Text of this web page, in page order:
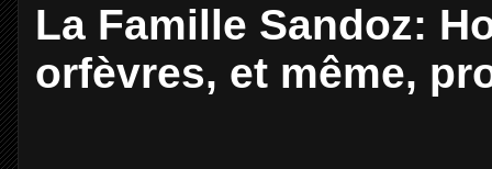
La Famille Sandoz:
orfèvres, et même,